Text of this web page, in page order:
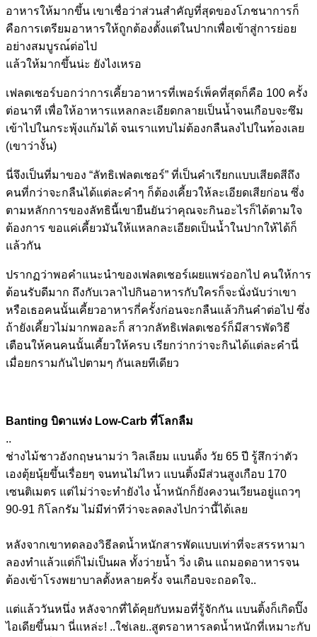
อาหารให้มากขึ้น เขาเชื่อว่าส่วนสำคัญที่สุดของโภชนาการก็
คือการเตรียมอาหารให้ถูกต้องตั้งแต่ในปากเพื่อเข้าสู่การย่อย
อย่างสมบูรณ์ต่อไป
แล้วให้มากขึ้นน่ะ ยังไงเหรอ
เฟลตเชอร์บอกว่าการเคี้ยวอาหารที่เพอร์เพ็คที่สุดก็คือ 100 ครั้ง
ต่อนาที เพื่อให้อาหารแหลกละเอียดกลายเป็นน้ำจนเกือบจะซึม
เข้าไปในกระพุ้งแก้มได้ จนเราแทบไม่ต้องกลืนลงไปในท้องเลย
(เขาว่างั้น)
นี่จึงเป็นที่มาของ “ลัทธิเฟลตเชอร์” ที่เป็นคำเรียกแบบเสียดสีถึง
คนที่กว่าจะกลืนได้แต่ละคำๆ ก็ต้องเคี้ยวให้ละเอียดเสียก่อน ซึ่ง
ตามหลักการของลัทธินี้เขายืนยันว่าคุณจะกินอะไรก็ได้ตามใจ
ต้องการ ขอแค่เคี้ยวมันให้แหลกละเอียดเป็นน้ำในปากให้ได้ก็
แล้วกัน
ปรากฏว่าพอคำแนะนำของเฟลตเชอร์เผยแพร่ออกไป คนให้การ
ต้อนรับดีมาก ถึงกับเวลาไปกินอาหารกับใครก็จะนั่งนับว่าเขา
หรือเธอคนนั้นเคี้ยวอาหารกี่ครั้งก่อนจะกลืนแล้วกินคำต่อไป ซึ่ง
ถ้ายังเคี้ยวไม่มากพอละก็ สาวกลัทธิเฟลตเชอร์ก็มีสารพัดวิธี
เตือนให้คนคนนั้นเคี้ยวให้ครบ เรียกว่ากว่าจะกินได้แต่ละคำนี่
เมื่อยกรามกันไปตามๆ กันเลยทีเดียว
Banting บิดาแห่ง Low-Carb ที่โลกลืม
..
ช่างไม้ชาวอังกฤษนามว่า วิลเลียม แบนติ้ง วัย 65 ปี รู้สึกว่าตัว
เองตุ้ยนุ้ยขึ้นเรื่อยๆ จนทนไม่ไหว แบนติ้งมีส่วนสูงเกือบ 170
เซนติเมตร แต่ไม่ว่าจะทำยังไง น้ำหนักก็ยังคงวนเวียนอยู่แถวๆ
90-91 กิโลกรัม ไม่มีท่าทีว่าจะลดลงไปกว่านี้ได้เลย
หลังจากเขาทดลองวิธีลดน้ำหนักสารพัดแบบเท่าที่จะสรรหามา
ลองทำแล้วแต่ก็ไม่เป็นผล ทั้งว่ายน้ำ วิ่ง เดิน แถมอดอาหารจน
ต้องเข้าโรงพยาบาลตั้งหลายครั้ง จนเกือบจะถอดใจ..
แต่แล้ววันหนึ่ง หลังจากที่ได้คุยกับหมอที่รู้จักกัน แบนติ้งก็เกิดปิ๊ง
ไอเดียขึ้นมา นี่แหล่ะ! ..ใช่เลย..สูตรอาหารลดน้ำหนักที่เหมาะกับ